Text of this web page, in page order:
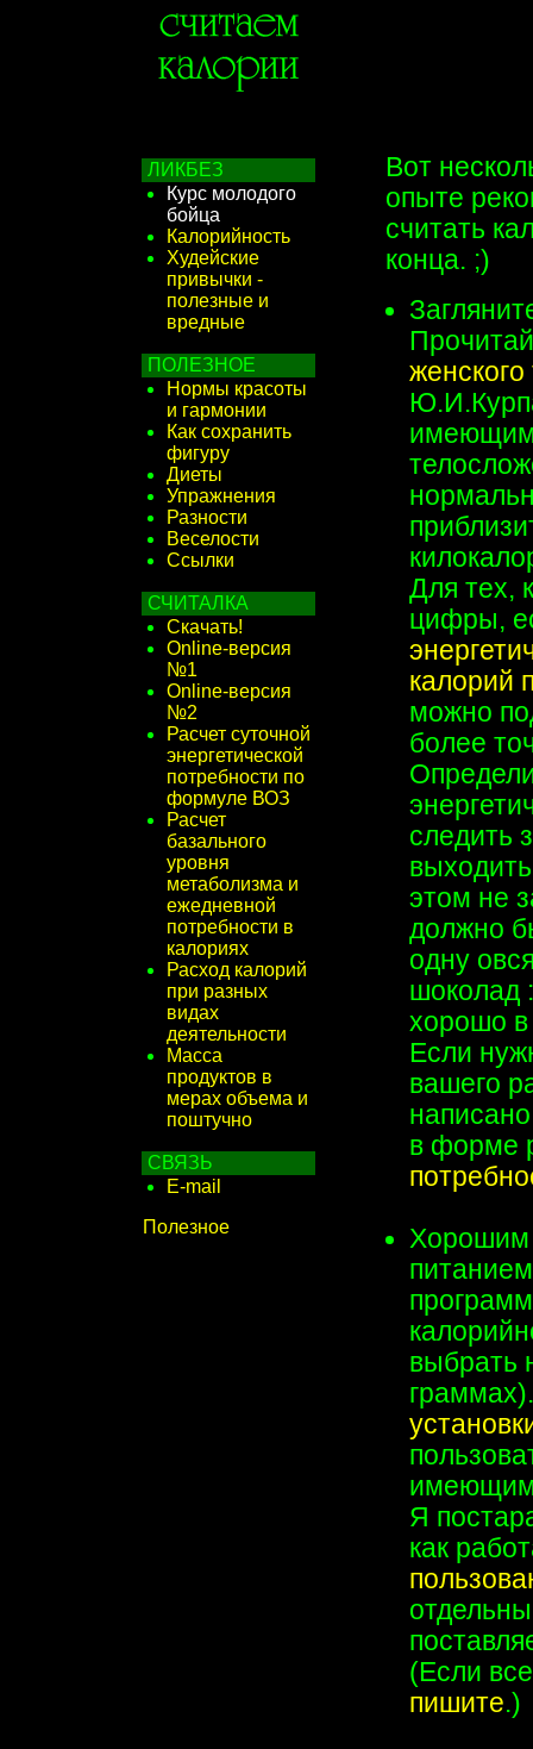
ЛИКБЕЗ
Курс молодого
бойца
Калорийность
Худейские
привычки -
полезные и
вредные
ПОЛЕЗНОЕ
Нормы красоты
и гармонии
Как сохранить
фигуру
Диеты
Упражнения
Разности
Веселости
Ссылки
СЧИТАЛКА
Скачать!
Online-версия
№1
Online-версия
№2
Расчет суточной
энергетической
потребности по
формуле ВОЗ
Расчет
базального
уровня
метаболизма и
ежедневной
потребности в
калориях
Расход калорий
при разных
видах
деятельности
Масса
продуктов в
мерах объема и
поштучно
СВЯЗЬ
E-mail
Полезное
Вот
опыте
считать
конца. ;)
женского
Для тех,
цифры,
калорий
можно
более
следить
этом не
должно
одну
шоколад
хорошо
Если
вашего
в форме
Хорошим
выбрать
Я
как
(Если
пишите.)